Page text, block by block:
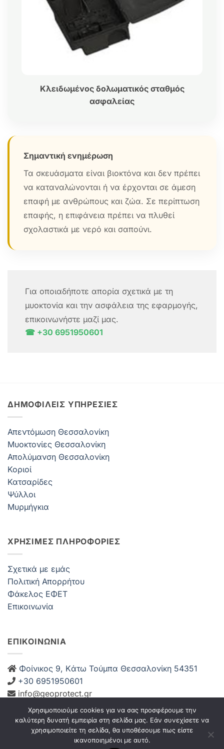
Κλειδωμένος δολωματικός σταθμός
ασφαλείας
Σημαντική ενημέρωση
Τα σκευάσματα είναι βιοκτόνα και δεν πρέπει
να καταναλώνονται ή να έρχονται σε άμεση
επαφή με ανθρώπους και ζώα. Σε περίπτωση
επαφής, η επιφάνεια πρέπει να πλυθεί
σχολαστικά με νερό και σαπούνι.
Για οποιαδήποτε απορία σχετικά με τη
μυοκτονία και την ασφάλεια της εφαρμογής,
επικοινωνήστε μαζί μας.
☎ +30 6951950601
ΔΗΜΟΦΙΛΕΊΣ ΥΠΗΡΕΣΊΕΣ
Απεντόμωση Θεσσαλονίκη
Μυοκτονίες Θεσσαλονίκη
Απολύμανση Θεσσαλονίκη
Κοριοί
Κατσαρίδες
Ψύλλοι
Μυρμήγκια
ΧΡΗΣΙΜΕΣ ΠΛΗΡΟΦΟΡΙΕΣ
Σχετικά με εμάς
Πολιτική Απορρήτου
Φάκελος ΕΦΕΤ
Επικοινωνία
ΕΠΙΚΟΙΝΩΝΙΑ
Φοίνικος 9, Kάτω Τούμπα Θεσσαλονίκη 54351
+30 6951950601
info@geoprotect.gr
Δευ-Παρ: 08:00 – 21:00
Σάββατο: 08:00 – 14:00 Κυριακή: Κλειστά
Χρησιμοποιούμε cookies για να σας προσφέρουμε την
καλύτερη δυνατή εμπειρία στη σελίδα μας. Εάν συνεχίσετε να
χρησιμοποιείτε τη σελίδα, θα υποθέσουμε πως είστε
ικανοποιημένοι με αυτό.